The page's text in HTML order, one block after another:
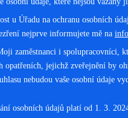
u Úřadu na ochranu osobních
nejprve informujete mě na
zaměstnanci i spolupracovníci,
opatřeních, jejichž zveřejnění by
nebudou vaše osobní údaje
osobních údajů platí od 1. 3.